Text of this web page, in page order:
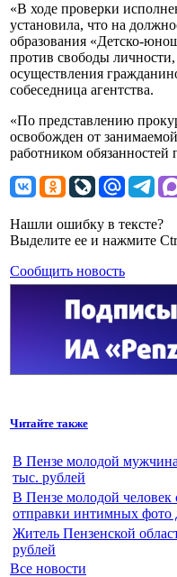
«В ходе проверки
установила, что на
образования «Детско-
против свободы личности,
осуществления
собеседница агентства.
«По представлению
освобожден от
работником
Нашли ошибку в тексте?
Выделите ее и нажмите
Сообщить новость
Читайте также
В Пензе молодой
тыс. рублей
В Пензе молодой человек
отправки интимных фото
Житель Пензенской
рублей
Все новости